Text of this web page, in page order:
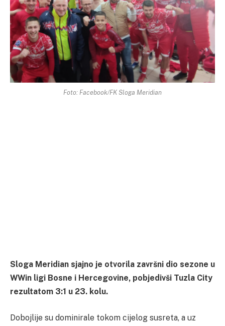
Foto: Facebook/FK Sloga Meridian
Sloga Meridian sjajno je otvorila završni dio sezone u
WWin ligi Bosne i Hercegovine, pobjedivši Tuzla City
rezultatom 3:1 u 23. kolu.
Dobojlije su dominirale tokom cijelog susreta, a uz